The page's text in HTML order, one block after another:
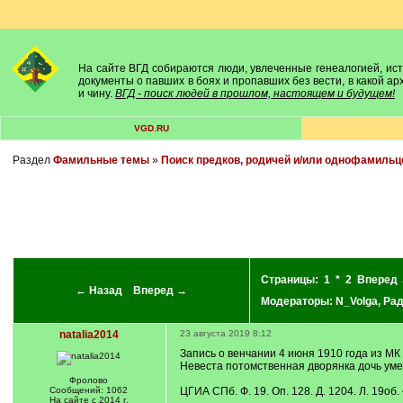
На сайте ВГД собираются люди, увлеченные генеалогией,
документы о павших в боях и пропавших без вести, в какой
и чину. ВГД - поиск людей в прошлом, настоящем и будущем!
VGD.RU
Раздел Фамильные темы» Поиск предков, родичей и/или
← Назад Вперед →
Страницы: 1 * 2
Вперед
Модераторы: N_Volga,
natalia2014
Фролово
Сообщений: 1062
На сайте с 2014 г.
23 августа 2019 8:12
Запись о венчании 4 июня 1910 года из МК
Невеста потомственная дворянка дочь
ЦГИА СПб. Ф. 19. Оп. 128. Д. 1204. Л. 19об.